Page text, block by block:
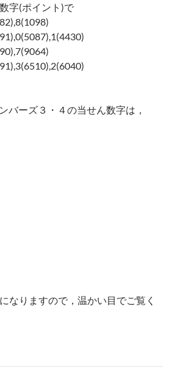
字(ポイント)で
バーズ３・４の当せん数字は，
なりますので，温かい目でご覧く